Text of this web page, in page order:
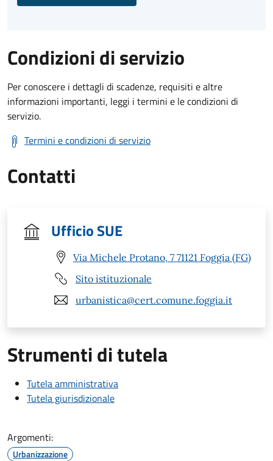
Condizioni di servizio
Per conoscere i dettagli di scadenze, requisiti e altre
informazioni importanti, leggi i termini e le condizioni di
servizio.
Termini e condizioni di servizio
Contatti
Ufficio SUE
Via Michele Protano, 7 71121 Foggia (FG)
Sito istituzionale
urbanistica@cert.comune.foggia.it
Strumenti di tutela
Tutela amministrativa
Tutela giurisdizionale
Argomenti:
Urbanizzazione